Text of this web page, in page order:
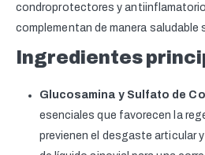
condroprotectores y
complementan de manera saludable
Ingredientes
Glucosamina y Sulfato de
esenciales que favorecen la
previenen el desgaste articular